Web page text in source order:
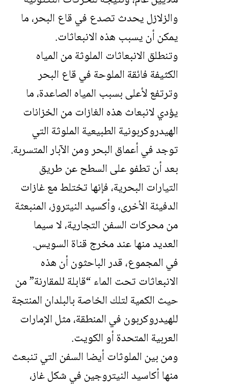
والزلازل يحدث تصدع في قاع البحر، ما
يمكن أن يسبب هذه الانبعاثات.
وتنطلق الانبعاثات الملوثة من المياه
الكثيفة فائقة الملوحة في قاع البحر
وترتفع لأعلى بسبب المياه الصاعدة، ما
يؤدي لانبعاث هذه الغازات من الخزانات
الهيدروكربونية الطبيعية الملوثة التي
توجد في أعماق البحر ومن الآبار المتسربة.
بعد أن تطفو على السطح عن طريق
التيارات البحرية، فإنها تختلط مع غازات
الدفيئة الأخرى، وأكسيد النيتروز، المنبعثة
من محركات السفن التجارية، لا سيما
العديد منها عند مخرج قناة السويس.
في المجموع، قدر الباحثون أن هذه
الانبعاثات تحت الماء “قابلة للمقارنة” من
حيث الكمية لتلك الخاصة بالبلدان المنتجة
للهيدروكربون في المنطقة، مثل الإمارات
العربية المتحدة أو الكويت.
ومن بين الملوثات أيضا السفن التي تنبعث
منها أكاسيد النيتروجين في شكل غاز،